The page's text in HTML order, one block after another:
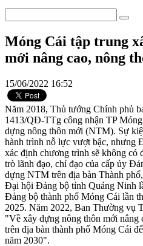
Móng Cái tập trung
mới nâng cao, nông
15/06/2022 16:52
Năm 2018, Thủ tướng Chính phủ
1413/QĐ-TTg công nhận TP
dựng nông thôn mới (NTM). Sự
hành trình nỗ lực vượt bậc, nhưng
xác định chương trình sẽ không có
trò lãnh đạo, chỉ đạo của cấp ủy
dựng NTM trên địa bàn Thành
Đại hội Đảng bộ tỉnh Quảng Ninh
Đảng bộ thành phố Móng Cái lần
2025. Năm 2022, Ban Thường vụ
"Về xây dựng nông thôn mới nâng
trên địa bàn thành phố Móng Cái
năm 2030".